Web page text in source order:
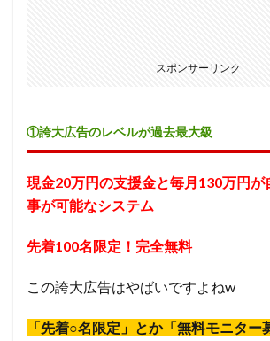
スポンサーリンク
①誇大広告のレベルが過去最大級
現金20万円の支援金と毎月130万円が
事が可能なシステム
先着100名限定！完全無料
この誇大広告はやばいですよねw
「先着○名限定」とか「無料モニター